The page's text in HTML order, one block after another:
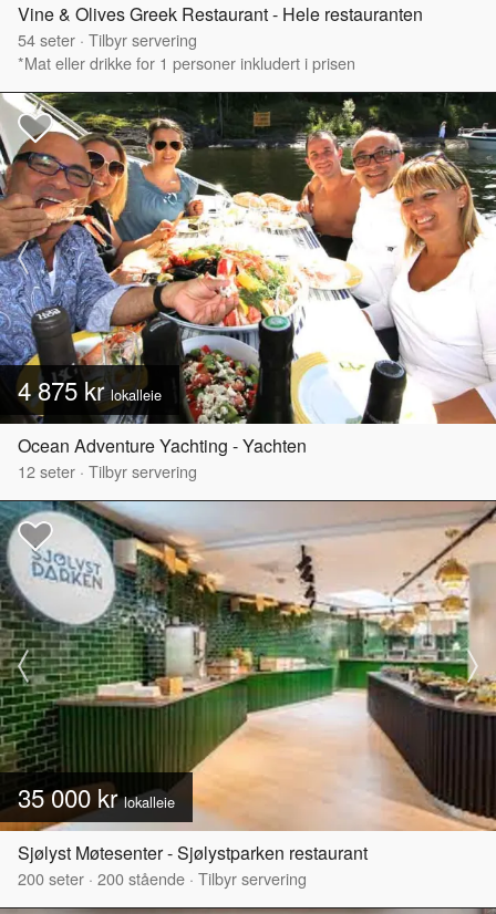
Vine & Olives Greek Restaurant - Hele restauranten
54seter · Tilbyr servering
*Mat eller drikke for 1 personer inkludert i prisen
4 875 krlokalleie
Ocean Adventure Yachting - Yachten
12seter · Tilbyr servering
35 000 krlokalleie
Sjølyst Møtesenter - Sjølystparken restaurant
200seter · 200stående · Tilbyr servering